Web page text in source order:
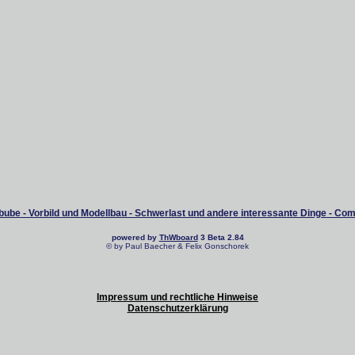
- Vorbild und Modellbau - Schwerlast und andere interessante Dinge -
powered by ThWboard3 Beta 2.84
© by Paul Baecher & Felix Gonschorek
Impressum und rechtliche Hinweise
Datenschutzerklärung